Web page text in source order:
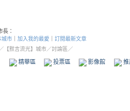
長：
城市 加入我的最愛
訂閱最新文章
／ 【默言流光】城市／討論區／
精華區 投票區 影像館